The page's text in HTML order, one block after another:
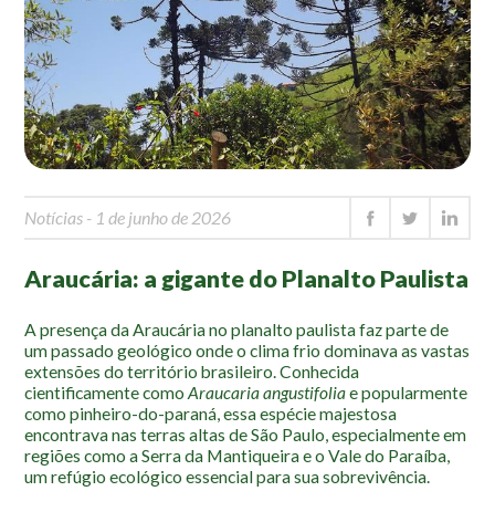
Mapa Ilustrado
Fauna e Flora
Aranhas
Anta
Bugio
Borboletas
Cambuci
Tucano do Bico Verde
Atividades
Escolas e Universidades
Educação Ambiental
Notícias - 1 de junho de 2026
Araucária: a gigante do Planalto Paulista
A presença da Araucária no planalto paulista faz parte de
um passado geológico onde o clima frio dominava as vastas
extensões do território brasileiro. Conhecida
cientificamente comoAraucaria angustifoliae popularmente
como pinheiro-do-paraná, essa espécie majestosa
encontrava nas terras altas de São Paulo, especialmente em
regiões como a Serra da Mantiqueira e o Vale do Paraíba,
um refúgio ecológico essencial para sua sobrevivência.